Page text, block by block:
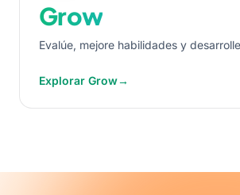
Grow
Evalúe, mejore habilidades y
Explorar Grow→